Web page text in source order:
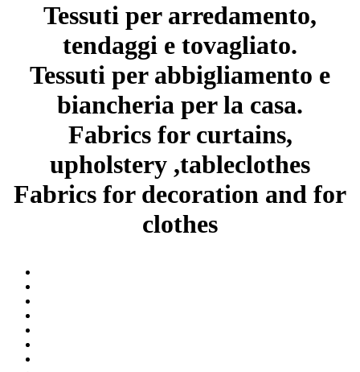
Tessuti per arredamento,
tendaggi e tovagliato.
Tessuti per abbigliamento e
biancheria per la casa.
Fabrics for curtains,
upholstery ,tableclothes
Fabrics for decoration and for
clothes